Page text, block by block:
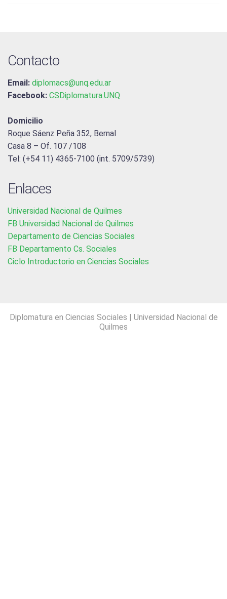
Contacto
Email: diplomacs@unq.edu.ar
Facebook: CSDiplomatura.UNQ
Domicilio
Roque Sáenz Peña 352, Bernal
Casa 8 – Of. 107 /108
Tel: (+54 11) 4365-7100 (int. 5709/5739)
Enlaces
Universidad Nacional de Quilmes
FB Universidad Nacional de Quilmes
Departamento de Ciencias Sociales
FB Departamento Cs. Sociales
Ciclo Introductorio en Ciencias Sociales
Diplomatura en Ciencias Sociales | Universidad Nacional de
Quilmes